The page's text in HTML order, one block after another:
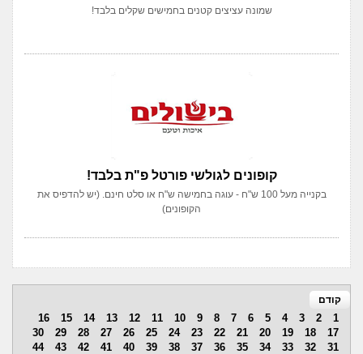
שמונה עציצים קטנים בחמישים שקלים בלבד!
קופונים לגולשי פורטל פ"ת בלבד!
בקנייה מעל 100 ש"ח - עוגה בחמישה ש"ח או סלט חינם. (יש להדפיס את
הקופונים)
קודם
1
2
3
4
5
6
7
8
9
10
11
12
13
14
15
16
17
18
19
20
21
22
23
24
25
26
27
28
29
30
31
32
33
34
35
36
37
38
39
40
41
42
43
44